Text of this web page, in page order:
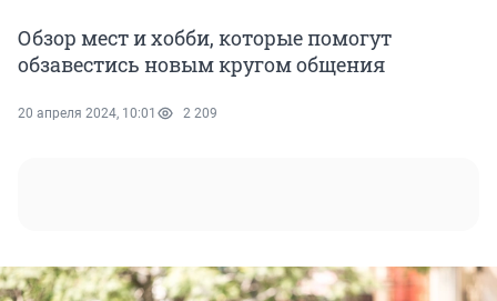
Обзор мест и хобби, которые помогут
обзавестись новым кругом общения
20 апреля 2024, 10:01 2 209